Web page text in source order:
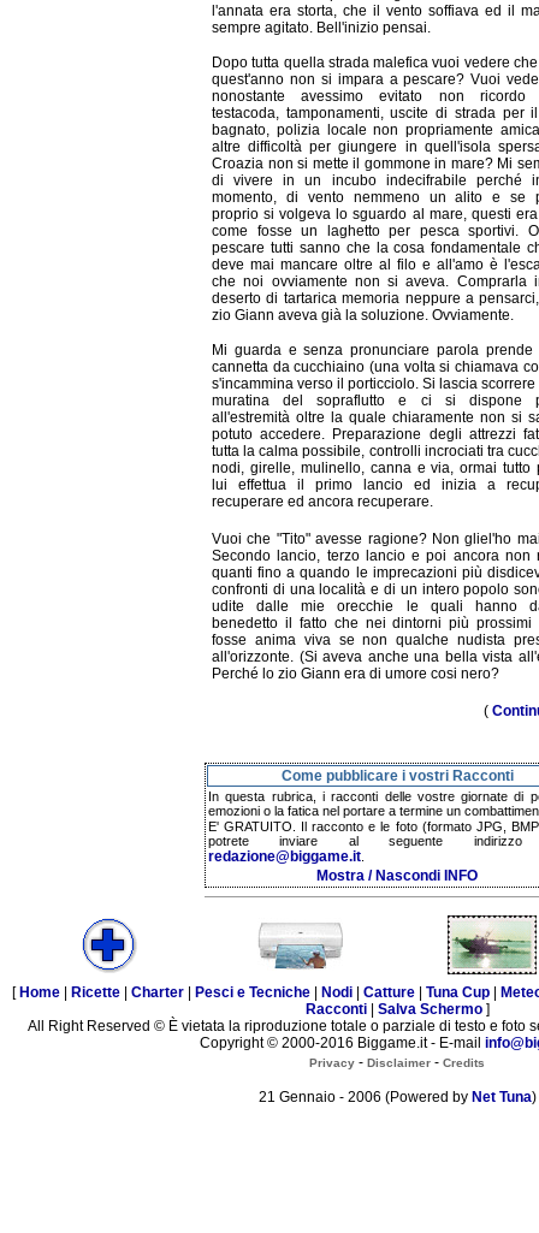
l'annata era storta, che il vento soffiava ed il
sempre agitato. Bell'inizio pensai.
Dopo tutta quella strada malefica vuoi vedere
quest'anno non si impara a pescare? Vuoi
nonostante avessimo evitato non ricordo
testacoda, tamponamenti, uscite di strada per
bagnato, polizia locale non propriamente
altre difficoltà per giungere in quell'isola
Croazia non si mette il gommone in mare? Mi
di vivere in un incubo indecifrabile perché
momento, di vento nemmeno un alito e se
proprio si volgeva lo sguardo al mare, questi
come fosse un laghetto per pesca sportivi.
pescare tutti sanno che la cosa fondamentale
deve mai mancare oltre al filo e all'amo è
che noi ovviamente non si aveva. Comprarla
deserto di tartarica memoria neppure a
zio Giann aveva già la soluzione. Ovviamente.
Mi guarda e senza pronunciare parola prende
cannetta da cucchiaino (una volta si chiamava
s'incammina verso il porticciolo. Si lascia scorrere
muratina del sopraflutto e ci si dispone
all'estremità oltre la quale chiaramente non si
potuto accedere. Preparazione degli attrezzi
tutta la calma possibile, controlli incrociati tra
nodi, girelle, mulinello, canna e via, ormai tutto
lui effettua il primo lancio ed inizia a
recuperare ed ancora recuperare.
Vuoi che "Tito" avesse ragione? Non gliel'ho
Secondo lancio, terzo lancio e poi ancora non
quanti fino a quando le imprecazioni più
confronti di una località e di un intero popolo
udite dalle mie orecchie le quali hanno
benedetto il fatto che nei dintorni più prossimi
fosse anima viva se non qualche nudista
all'orizzonte. (Si aveva anche una bella vista
Perché lo zio Giann era di umore cosi nero?
(
Come pubblicare i vostri Racconti
In questa rubrica, i racconti delle vostre giornate di
emozioni o la fatica nel portare a termine un
E' GRATUITO. Il racconto e le foto (formato JPG,
potrete inviare al seguente indirizzo
redazione@biggame.it
Mostra / Nascondi INFO
[ Home Ricette Charter Pesci e Tecniche Nodi Catture Tuna Cup
Racconti| Salva Schermo]
All Right Reserved © È vietata la riproduzione totale o parziale di testo e foto
Copyright © 2000-2016 Biggame.it - E-mail
Privacy - Disclaimer - Credits
21 Gennaio - 2006 (Powered by Net Tuna)